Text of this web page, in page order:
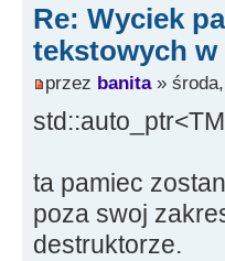
Re: Wyciek
tekstowych w
przez banita» środa,
ta pamiec
poza swoj
destruktorze.